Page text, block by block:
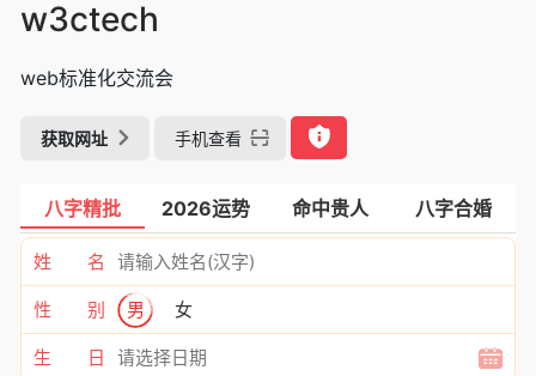
w3ctech
web标准化交流会
获取网址 手机查看
八字精批 2026运势 命中贵人 八字合婚
姓 名
性 别 男 女
生 日